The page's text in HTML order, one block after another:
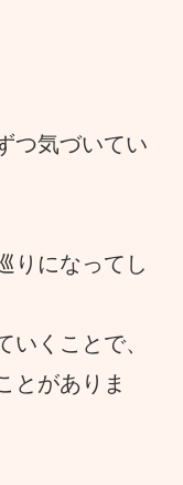
つ気づいてい
りになってし
くことで、
とがありま